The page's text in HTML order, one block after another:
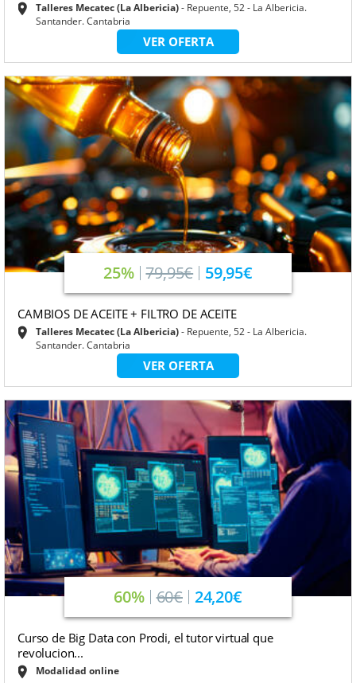
Talleres Mecatec (La Albericia)
Repuente, 52 - La Albericia.
Santander. Cantabria
VER OFERTA
25% 79,95€ 59,95€
CAMBIOS DE ACEITE + FILTRO DE ACEITE
Talleres Mecatec (La Albericia)
Repuente, 52 - La Albericia.
Santander. Cantabria
VER OFERTA
60% 60€ 24,20€
Curso de Big Data con Prodi, el tutor virtual que
revolucion...
Modalidad online